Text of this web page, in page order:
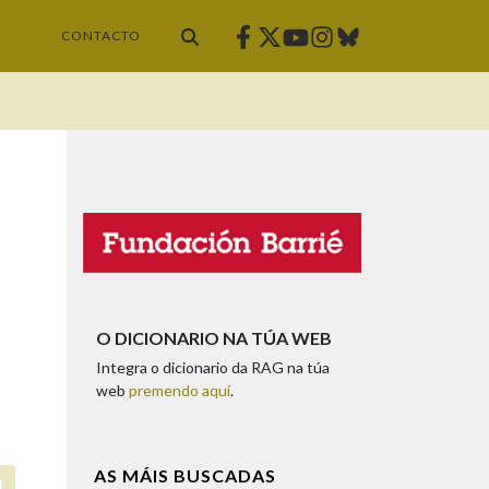
CONTACTO Facebook
Twitter
Youtube
Instagram
Bluesky
O DICIONARIO NA TÚA WEB
Integra o dicionario da RAG na túa
web premendo aquí.
AS MÁIS BUSCADAS